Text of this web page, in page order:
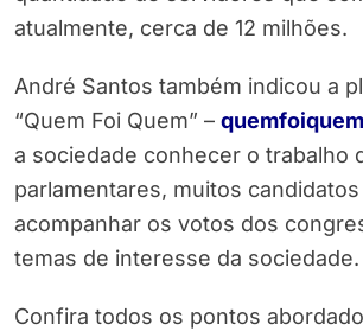
atualmente, cerca de 12 milhões.
André Santos também indicou a
“Quem Foi Quem” –
a sociedade conhecer o trabalho
parlamentares, muitos
acompanhar os votos dos
temas de interesse da sociedade.
Confira todos os pontos